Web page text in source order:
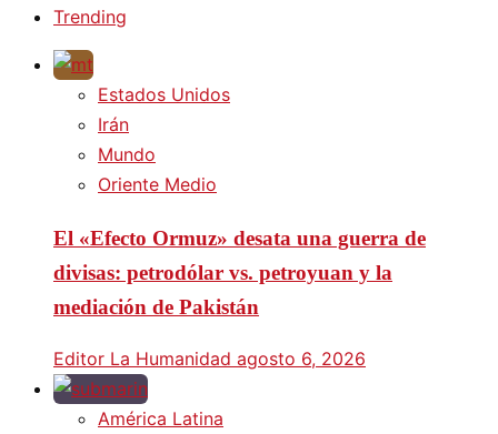
Trending
Estados Unidos
Irán
Mundo
Oriente Medio
El «Efecto Ormuz» desata una guerra de
divisas: petrodólar vs. petroyuan y la
mediación de Pakistán
Editor La Humanidad agosto 6, 2026
América Latina